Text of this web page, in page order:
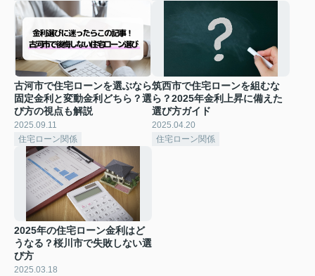
古河市で住宅ローンを選ぶなら
固定金利と変動金利どちら？選
び方の視点も解説
2025.09.11
住宅ローン関係
筑西市で住宅ローンを組むな
ら？2025年金利上昇に備えた
選び方ガイド
2025.04.20
住宅ローン関係
2025年の住宅ローン金利はど
うなる？桜川市で失敗しない選
び方
2025.03.18